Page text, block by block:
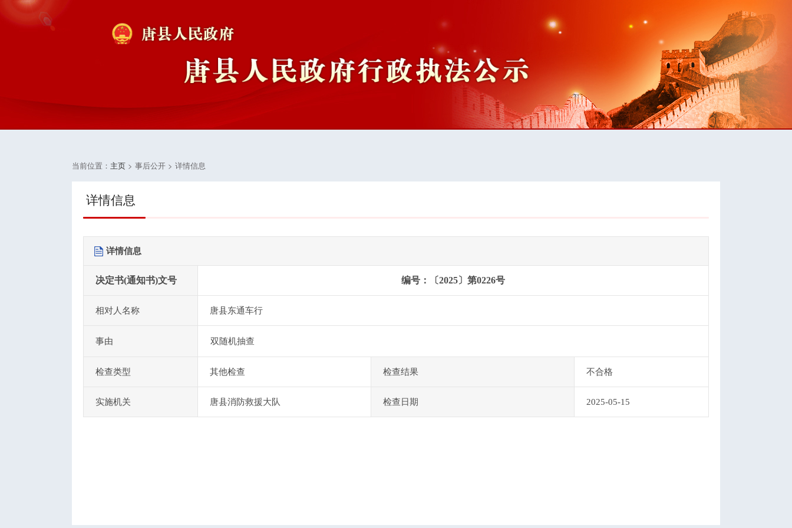
当前位置： 主页 > 事后公开 > 详情信息
详情信息
详情信息
决定书(通知书)文号 编号：〔2025〕第0226号
相对人名称 唐县东通车行
事由 双随机抽查
检查类型 其他检查 检查结果 不合格
实施机关 唐县消防救援大队 检查日期 2025-05-15